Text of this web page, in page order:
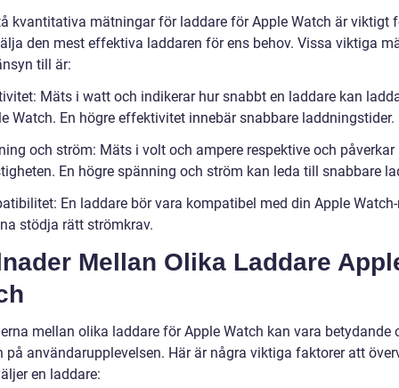
kvantitativa mätningar för laddare för Apple Watch är viktigt
den mest effektiva laddaren för ens behov. Vissa viktiga
till är:
Mäts i watt och indikerar hur snabbt en laddare kan
Watch. En högre effektivitet innebär snabbare laddningstider.
och ström: Mäts i volt och ampere respektive och påverkar
En högre spänning och ström kan leda till snabbare
En laddare bör vara kompatibel med din Apple
stödja rätt strömkrav.
Mellan Olika Laddare
mellan olika laddare för Apple Watch kan vara betydande
på användarupplevelsen. Här är några viktiga faktorer att
en laddare: